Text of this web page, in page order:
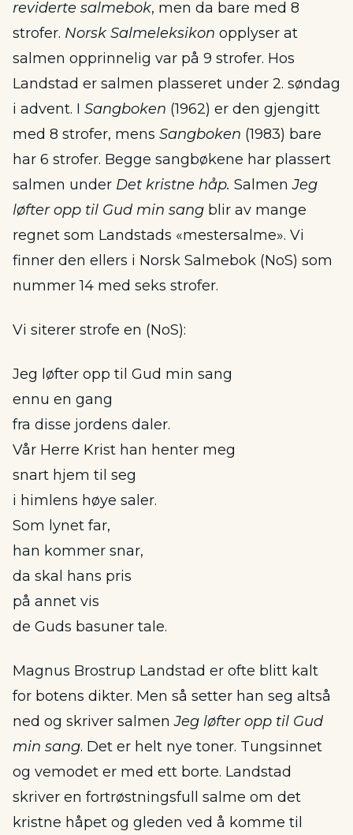
reviderte salmebok, men da bare med 8
strofer. Norsk Salmeleksikon opplyser at
salmen opprinnelig var på 9 strofer. Hos
Landstad er salmen plasseret under 2. søndag
i advent. I Sangboken (1962) er den gjengitt
med 8 strofer, mens Sangboken (1983) bare
har 6 strofer. Begge sangbøkene har plassert
salmen under Det kristne håp. SalmenJeg
løfter opp til Gud min sang blir av mange
regnet som Landstads «mestersalme». Vi
finner den ellers i Norsk Salmebok (NoS) som
nummer 14 med seks strofer.
Vi siterer strofe en (NoS):
Jeg løfter opp til Gud min sang
ennu en gang
fra disse jordens daler.
Vår Herre Krist han henter meg
snart hjem til seg
i himlens høye saler.
Som lynet far,
han kommer snar,
da skal hans pris
på annet vis
de Guds basuner tale.
Magnus Brostrup Landstad er ofte blitt kalt
for botens dikter. Men så setter han seg altså
ned og skriver salmenJeg løfter opp til Gud
min sang. Det er helt nye toner. Tungsinnet
og vemodet er med ett borte. Landstad
skriver en fortrøstningsfull salme om det
kristne håpet og gleden ved å komme til